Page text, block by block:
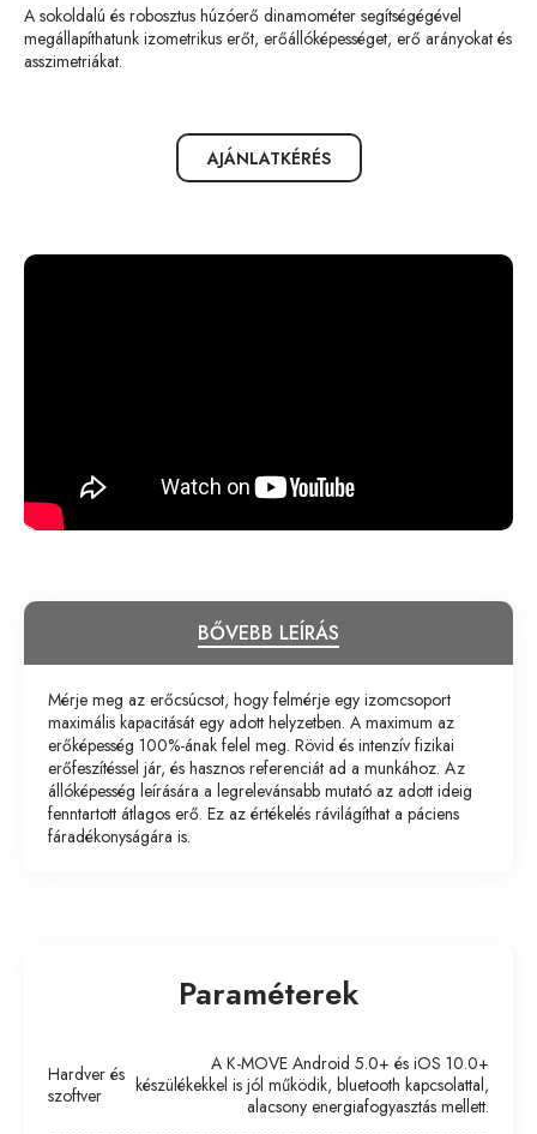
A sokoldalú és robosztus húzóerő dinamométer segítségégével
megállapíthatunk izometrikus erőt, erőállóképességet, erő arányokat és
asszimetriákat.
AJÁNLATKÉRÉS
BŐVEBB LEÍRÁS
Mérje meg az erőcsúcsot, hogy felmérje egy izomcsoport
maximális kapacitását egy adott helyzetben. A maximum az
erőképesség 100%-ának felel meg. Rövid és intenzív fizikai
erőfeszítéssel jár, és hasznos referenciát ad a munkához. Az
állóképesség leírására a legrelevánsabb mutató az adott ideig
fenntartott átlagos erő. Ez az értékelés rávilágíthat a páciens
fáradékonyságára is.
Paraméterek
Hardver és
szoftver
A K-MOVE Android 5.0+ és iOS 10.0+
készülékekkel is jól működik, bluetooth kapcsolattal,
alacsony energiafogyasztás mellett.